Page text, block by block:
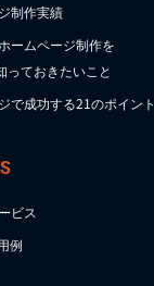
制作実績
ームページ制作を
っておきたいこと
で成功する21のポイント
ビス
例